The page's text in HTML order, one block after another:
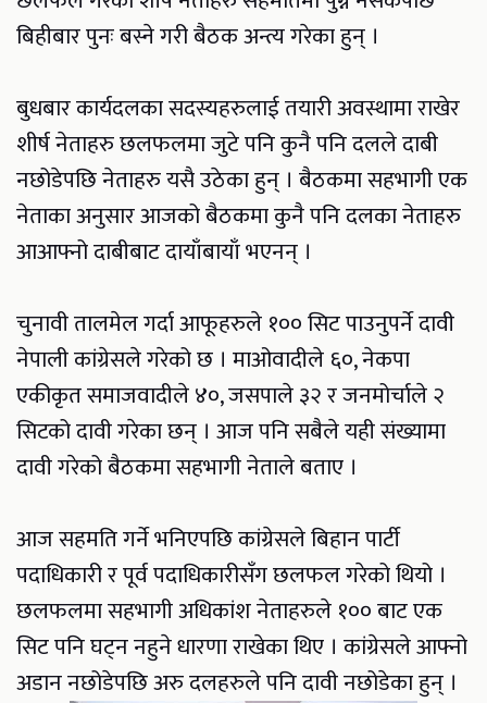
बिहीबार पुनः बस्ने गरी बैठक अन्त्य गरेका हुन् ।
बुधबार कार्यदलका सदस्यहरुलाई तयारी अवस्थामा राखेर
शीर्ष नेताहरु छलफलमा जुटे पनि कुनै पनि दलले दाबी
नछोडेपछि नेताहरु यसै उठेका हुन् । बैठकमा सहभागी एक
नेताका अनुसार आजको बैठकमा कुनै पनि दलका नेताहरु
आआफ्नो दाबीबाट दायाँबायाँ भएनन् ।
चुनावी तालमेल गर्दा आफूहरुले १०० सिट पाउनुपर्ने दावी
नेपाली कांग्रेसले गरेको छ । माओवादीले ६०, नेकपा
एकीकृत समाजवादीले ४०, जसपाले ३२ र जनमोर्चाले २
सिटको दावी गरेका छन् । आज पनि सबैले यही संख्यामा
दावी गरेको बैठकमा सहभागी नेताले बताए ।
आज सहमति गर्ने भनिएपछि कांग्रेसले बिहान पार्टी
पदाधिकारी र पूर्व पदाधिकारीसँग छलफल गरेको थियो ।
छलफलमा सहभागी अधिकांश नेताहरुले १०० बाट एक
सिट पनि घट्न नहुने धारणा राखेका थिए । कांग्रेसले आफ्नो
अडान नछोडेपछि अरु दलहरुले पनि दावी नछोडेका हुन् ।